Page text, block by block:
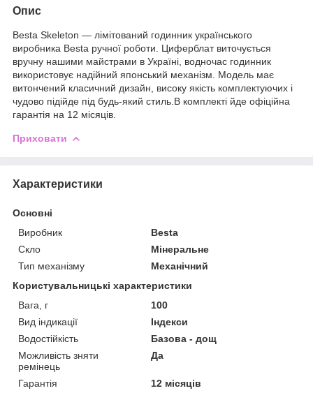
Опис
Besta Skeleton — лімітований годинник українського
виробника Besta ручної роботи. Циферблат виточується
вручну нашими майстрами в Україні, водночас годинник
використовує надійний японський механізм. Модель має
витончений класичний дизайн, високу якість комплектуючих і
чудово підійде під будь-який стиль.В комплекті йде офіційна
гарантія на 12 місяців.
Приховати
Характеристики
Основні
Виробник
Besta
Скло
Мінеральне
Тип механізму
Механічний
Користувальницькі характеристики
Вага, г
100
Вид індикації
Індекси
Водостійкість
Базова - дощ
Можливість зняти
ремінець
Да
Гарантія
12 місяців